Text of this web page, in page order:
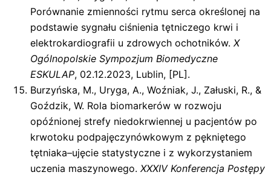
Porównanie zmienności rytmu serca określonej na
podstawie sygnału ciśnienia tętniczego krwi i
elektrokardiografii u zdrowych ochotników. X
Ogólnopolskie Sympozjum Biomedyczne
ESKULAP, 02.12.2023, Lublin, [PL].
Burzyńska, M., Uryga, A., Woźniak, J., Załuski, R., &
Goździk, W. Rola biomarkerów w rozwoju
opóźnionej strefy niedokrwiennej u pacjentów po
krwotoku podpajęczynówkowym z pękniętego
tętniaka–ujęcie statystyczne i z wykorzystaniem
uczenia maszynowego. XXXIV Konferencja Postępy